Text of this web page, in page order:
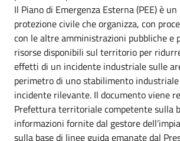
Il Piano di Emergenza Esterna (PEE) è
protezione civile che organizza, con
con le altre amministrazioni pubbliche e
risorse disponibili sul territorio per
effetti di un incidente industriale sulle
perimetro di uno stabilimento
incidente rilevante. Il documento viene
Prefettura territoriale competente sulla
informazioni fornite dal gestore
sulla base di linee guida emanate dal